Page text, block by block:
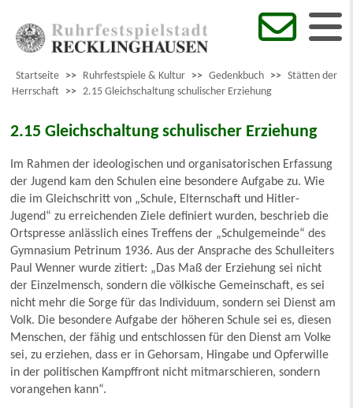
Startseite >> Ruhrfestspiele & Kultur >> Gedenkbuch >> Stätten der
Herrschaft >> 2.15 Gleichschaltung schulischer Erziehung
2.15 Gleichschaltung schulischer Erziehung
Im Rahmen der ideologischen und organisatorischen Erfassung
der Jugend kam den Schulen eine besondere Aufgabe zu. Wie
die im Gleichschritt von „Schule, Elternschaft und Hitler-
Jugend“ zu erreichenden Ziele definiert wurden, beschrieb die
Ortspresse anlässlich eines Treffens der „Schulgemeinde“ des
Gymnasium Petrinum 1936. Aus der Ansprache des Schulleiters
Paul Wenner wurde zitiert: „Das Maß der Erziehung sei nicht
der Einzelmensch, sondern die völkische Gemeinschaft, es sei
nicht mehr die Sorge für das Individuum, sondern sei Dienst am
Volk. Die besondere Aufgabe der höheren Schule sei es, diesen
Menschen, der fähig und entschlossen für den Dienst am Volke
sei, zu erziehen, dass er in Gehorsam, Hingabe und Opferwille
in der politischen Kampffront nicht mitmarschieren, sondern
vorangehen kann“.